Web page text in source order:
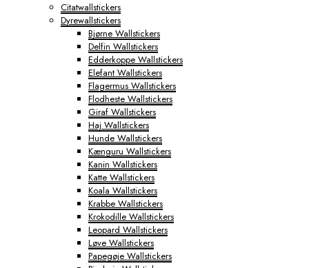
Citatwallstickers
Dyrewallstickers
Bjørne Wallstickers
Delfin Wallstickers
Edderkoppe Wallstickers
Elefant Wallstickers
Flagermus Wallstickers
Flodheste Wallstickers
Giraf Wallstickers
Haj Wallstickers
Hunde Wallstickers
Kænguru Wallstickers
Kanin Wallstickers
Katte Wallstickers
Koala Wallstickers
Krabbe Wallstickers
Krokodille Wallstickers
Leopard Wallstickers
Løve Wallstickers
Papegøje Wallstickers